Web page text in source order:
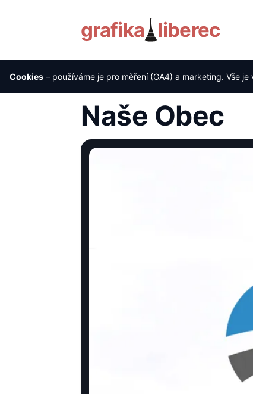
grafika liberec
Cookies – používáme je pro měření (GA4) a marketing. Vše je
Úvod › Reference Naše Obec
Naše Obec